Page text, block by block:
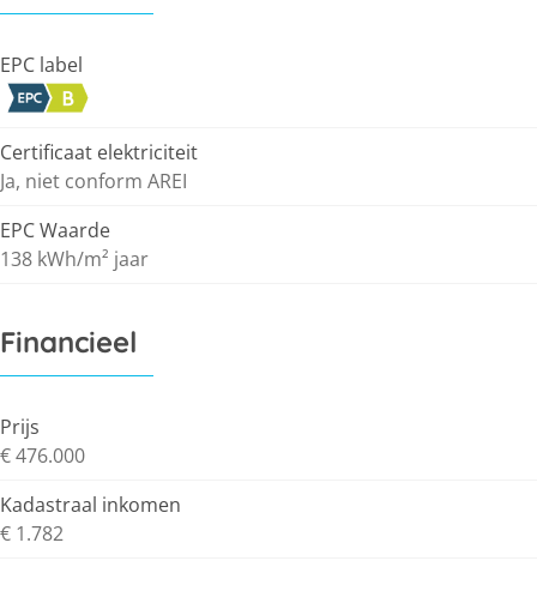
EPC label
Certificaat elektriciteit
Ja, niet conform AREI
EPC Waarde
138 kWh/m² jaar
Financieel
Prijs
€ 476.000
Kadastraal inkomen
€ 1.782